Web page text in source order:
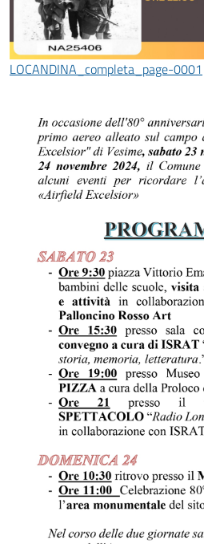
LOCANDINA_completa_page-0001